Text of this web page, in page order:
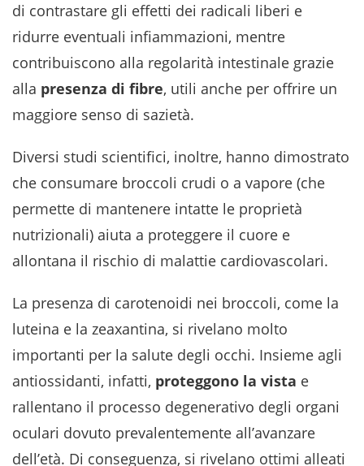
di contrastare gli effetti dei radicali liberi e
ridurre eventuali infiammazioni, mentre
contribuiscono alla regolarità intestinale grazie
alla presenza di fibre, utili anche per offrire un
maggiore senso di sazietà.
Diversi studi scientifici, inoltre, hanno dimostrato
che consumare broccoli crudi o a vapore (che
permette di mantenere intatte le proprietà
nutrizionali) aiuta a proteggere il cuore e
allontana il rischio di malattie cardiovascolari.
La presenza di carotenoidi nei broccoli, come la
luteina e la zeaxantina, si rivelano molto
importanti per la salute degli occhi. Insieme agli
antiossidanti, infatti, proteggono la vista e
rallentano il processo degenerativo degli organi
oculari dovuto prevalentemente all’avanzare
dell’età. Di conseguenza, si rivelano ottimi alleati